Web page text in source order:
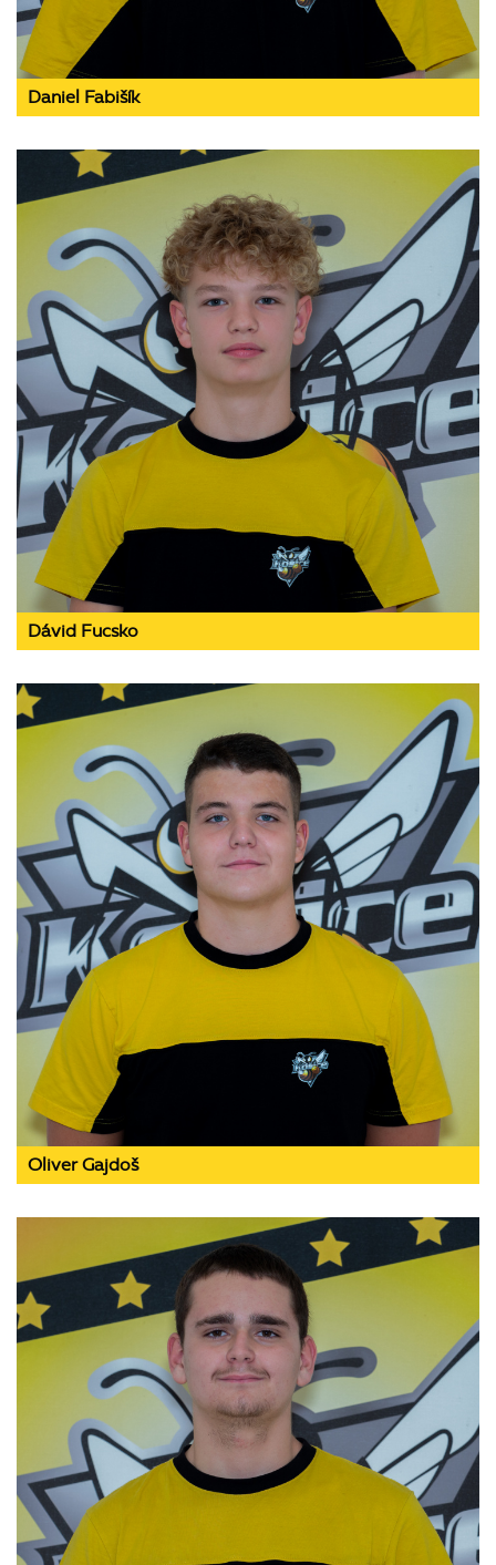
Daniel Fabišík
Dávid Fucsko
Oliver Gajdoš